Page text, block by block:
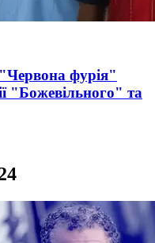
фурія"
"Божевільного" та